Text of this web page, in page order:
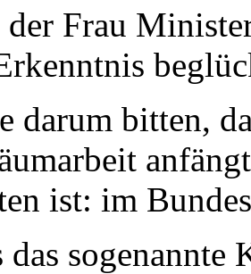
Frau
darum bitten,
ist: im
das sogenannte